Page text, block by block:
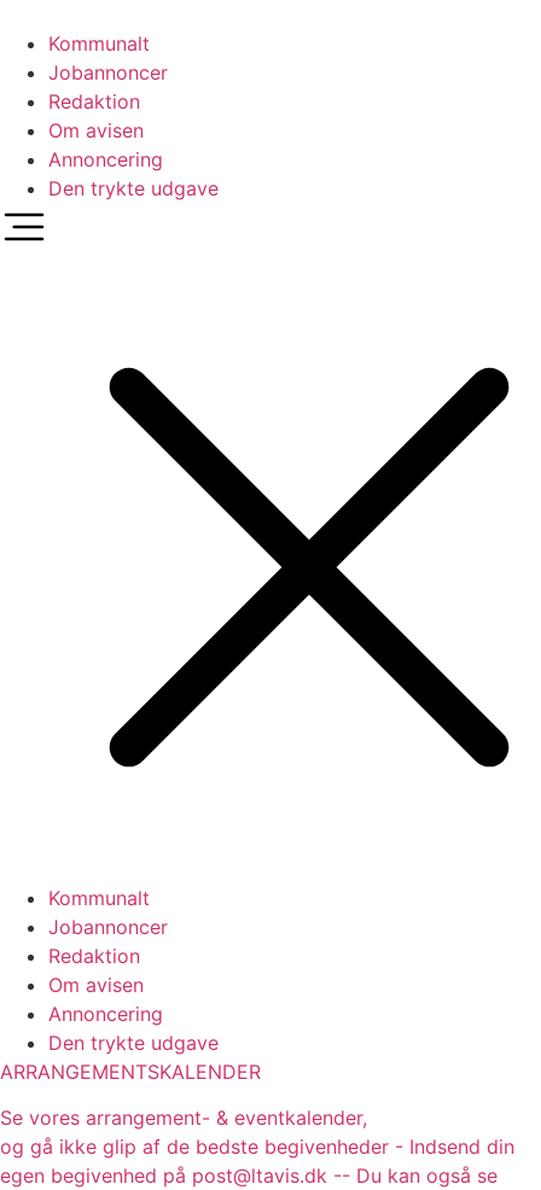
indhold
Kommunalt
Jobannoncer
Redaktion
Om avisen
Annoncering
Den trykte udgave
Kommunalt
Jobannoncer
Redaktion
Om avisen
Annoncering
Den trykte udgave
ARRANGEMENTSKALENDER
Se vores arrangement- & eventkalender,
og gå ikke glip af de bedste begivenheder - Indsend din
egen begivenhed på post@ltavis.dk -- Du kan også se